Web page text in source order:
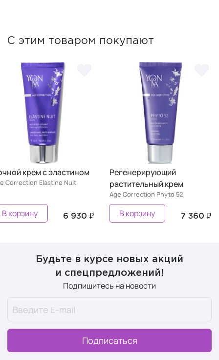
С этим товаром покупают
крем с эластином
Correction Elastine Nuit
6 930 ₽
В корзину
Регенерирующий
растительный крем
Age Correction Phyto 52
7 360 ₽
В корзину
Будьте в курсе новых акций
и спецпредложений!
Подпишитесь на новости
Подписаться